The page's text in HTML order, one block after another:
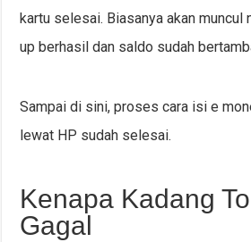
kartu selesai. Biasanya akan muncul
up berhasil dan saldo sudah
Sampai di sini, proses cara isi e
lewat HP sudah selesai.
Kenapa Kadang
Gagal